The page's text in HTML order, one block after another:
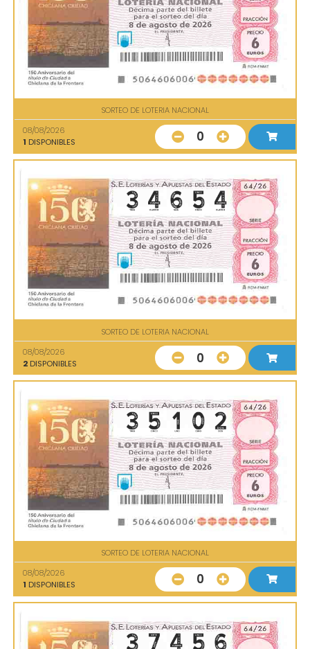
SORTEO DE LOTERIA NACIONAL
08/08/2026
1 DISPONIBLES 0
SORTEO DE LOTERIA NACIONAL
08/08/2026
2 DISPONIBLES 0
SORTEO DE LOTERIA NACIONAL
08/08/2026
1 DISPONIBLES 0